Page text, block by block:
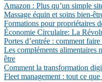
Amazon : Plus qu’un simple
Massage équin et soins bien-
Formations pour propriétaires
Économie Circulaire: La
Portes d’entrée : comment
Les compléments alimentaires
être
Comment la transformation
Fleet management : tout ce